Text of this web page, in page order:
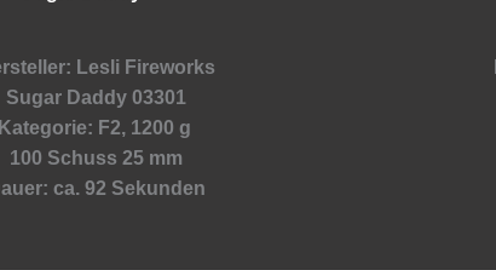
Lesli Fireworks
Sugar Daddy 03301
Kategorie: F2, 1200 g
100 Schuss 25 mm
ca. 92 Sekunden